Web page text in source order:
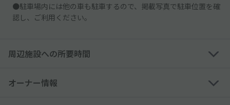
●駐車場内には他の車も駐車するので、掲載写真で駐車位置を確
認し、ご利用ください。
周辺施設への所要時間
オーナー情報